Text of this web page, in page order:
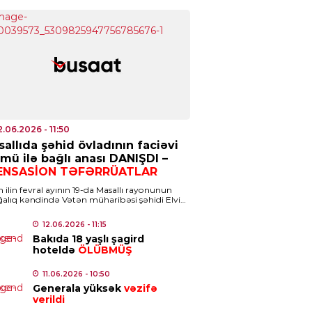
araşdırma
- 10:25
- 10:10
SIYASET
tranzit keçməklə
buğda və daş kömür
bu tarixi abidə
nun Dünya İrsinin İlkin
- 11:50
şəhid övladının faciəvi
ilə bağlı anası DANIŞDI –
TƏFƏRRÜATLAR
ilin fevral ayının 19-da Masallı rayonunun
kəndində Vətən müharibəsi şəhidi Elvin
12.06.2026 - 11:15
Bakıda 18 yaşlı şagird
hoteldə ÖLÜBMÜŞ
11.06.2026 - 10:50
Generala yüksək vəzifə
verildi